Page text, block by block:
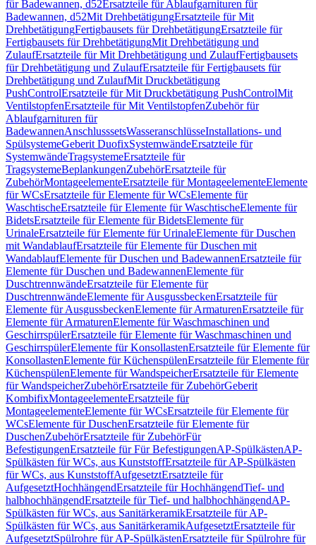
für Badewannen, d52Ersatzteile für Ablaufgarnituren für
Badewannen, d52Mit DrehbetätigungErsatzteile für Mit
DrehbetätigungFertigbausets für DrehbetätigungErsatzteile für
Fertigbausets für DrehbetätigungMit Drehbetätigung und
ZulaufErsatzteile für Mit Drehbetätigung und ZulaufFertigbausets
für Drehbetätigung und ZulaufErsatzteile für Fertigbausets für
Drehbetätigung und ZulaufMit Druckbetätigung
PushControlErsatzteile für Mit Druckbetätigung PushControlMit
VentilstopfenErsatzteile für Mit VentilstopfenZubehör für
Ablaufgarnituren für
BadewannenAnschlusssetsWasseranschlüsseInstallations- und
SpülsystemeGeberit DuofixSystemwändeErsatzteile für
SystemwändeTragsystemeErsatzteile für
TragsystemeBeplankungenZubehörErsatzteile für
ZubehörMontageelementeErsatzteile für MontageelementeElemente
für WCsErsatzteile für Elemente für WCsElemente für
WaschtischeErsatzteile für Elemente für WaschtischeElemente für
BidetsErsatzteile für Elemente für BidetsElemente für
UrinaleErsatzteile für Elemente für UrinaleElemente für Duschen
mit WandablaufErsatzteile für Elemente für Duschen mit
WandablaufElemente für Duschen und BadewannenErsatzteile für
Elemente für Duschen und BadewannenElemente für
DuschtrennwändeErsatzteile für Elemente für
DuschtrennwändeElemente für AusgussbeckenErsatzteile für
Elemente für AusgussbeckenElemente für ArmaturenErsatzteile für
Elemente für ArmaturenElemente für Waschmaschinen und
GeschirrspülerErsatzteile für Elemente für Waschmaschinen und
GeschirrspülerElemente für KonsollastenErsatzteile für Elemente für
KonsollastenElemente für KüchenspülenErsatzteile für Elemente für
KüchenspülenElemente für WandspeicherErsatzteile für Elemente
für WandspeicherZubehörErsatzteile für ZubehörGeberit
KombifixMontageelementeErsatzteile für
MontageelementeElemente für WCsErsatzteile für Elemente für
WCsElemente für DuschenErsatzteile für Elemente für
DuschenZubehörErsatzteile für ZubehörFür
BefestigungenErsatzteile für Für BefestigungenAP-SpülkästenAP-
Spülkästen für WCs, aus KunststoffErsatzteile für AP-Spülkästen
für WCs, aus KunststoffAufgesetztErsatzteile für
AufgesetztHochhängendErsatzteile für HochhängendTief- und
halbhochhängendErsatzteile für Tief- und halbhochhängendAP-
Spülkästen für WCs, aus SanitärkeramikErsatzteile für AP-
Spülkästen für WCs, aus SanitärkeramikAufgesetztErsatzteile für
AufgesetztSpülrohre für AP-SpülkästenErsatzteile für Spülrohre für